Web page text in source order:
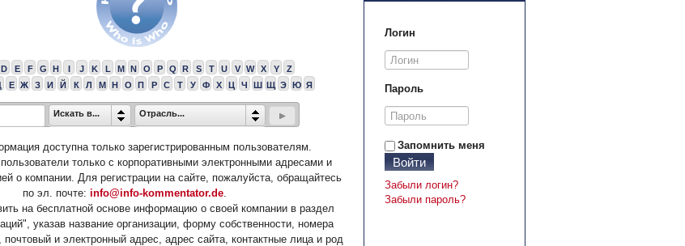
D E F G H I J K L M N O P Q R S T U V W X Y
Z
Е Ж З И Й К Л М Н О П Р С Т У Ф Х Ц Ч Ш Щ Э Ю Я
Искать в... Отрасль...
доступна только зарегистрированным пользователям.
только с корпоративными электронными адресами и
о компании. Для регистрации на сайте, пожалуйста, обращайтесь
по эл. почте: info@info-kommentator.de.
на бесплатной основе информацию о своей компании в раздел
указав название организации, форму собственности, номера
и электронный адрес, адрес сайта, контактные лица и род
Логин
Пароль
Запомнить меня
Войти
Забыли логин?
Забыли пароль?